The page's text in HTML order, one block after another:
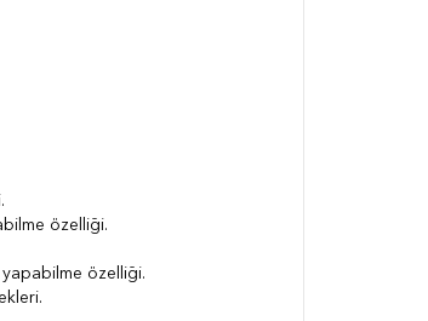
özelliği.
yapabilme özelliği.